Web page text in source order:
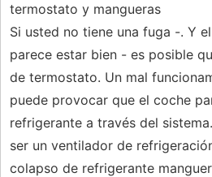
termostato y mangueras
Si usted no tiene una fuga -. Y
parece estar bien - es posible
de termostato. Un mal
puede provocar que el coche
refrigerante a través del
ser un ventilador de
colapso de refrigerante